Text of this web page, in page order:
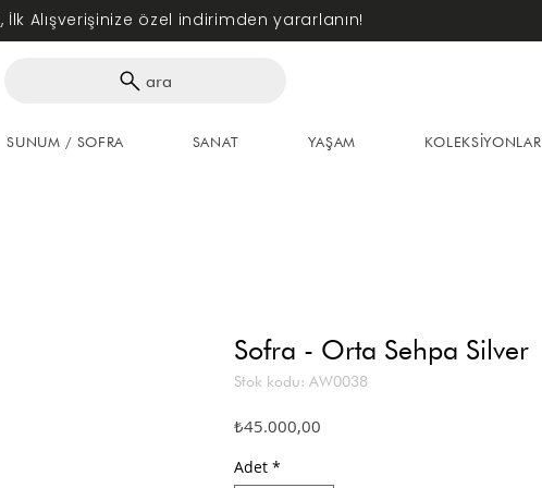
, İlk Alışverişinize özel indirimden yararlanın!
ara
Sofra - Orta Sehpa Silver
Stok kodu: AW0038
₺45.000,00Fiyat
Adet *
SUNUM / SOFRA SANAT YAŞAM KOLEKSİYONLAR